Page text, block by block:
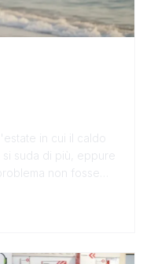
in cui il caldo
si suda di più, eppure
non fosse